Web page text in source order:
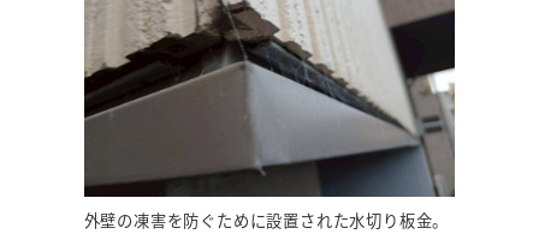
外壁の凍害を防ぐために設置された水切り板金。